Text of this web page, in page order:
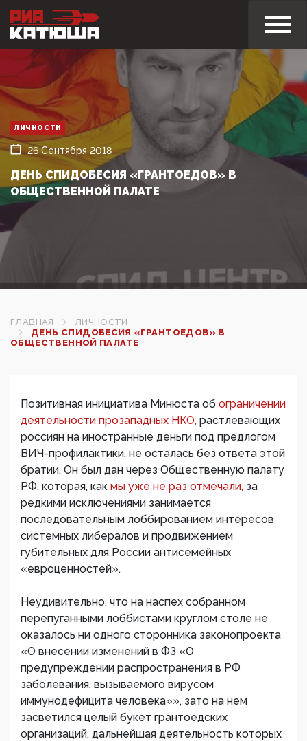
ЛИЧНОСТИ
26 Сентября 2018
ДЕНЬ СПИДОБЕСИЯ «ГРАНТОЕДОВ» В
ОБЩЕСТВЕННОЙ ПАЛАТЕ
ГЛАВНАЯ
ЛИЧНОСТИ
ДЕНЬ СПИДОБЕСИЯ «ГРАНТОЕДОВ» В
ОБЩЕСТВЕННОЙ ПАЛАТЕ
Позитивная инициатива Минюста об ограничении
деятельности прозападных НКО, растлевающих
россиян на иностранные деньги под предлогом
ВИЧ-профилактики, не осталась без ответа этой
братии. Он был дан через Общественную палату
РФ, которая, как мы уже не раз отмечали, за
редкими исключениями занимается
последовательным лоббированием интересов
системных либералов и продвижением
губительных для России антисемейных
«евроценностей».
Неудивительно, что на наспех собранном
перепуганными лоббистами круглом столе не
оказалось ни одного сторонника законопроекта
«О внесении изменений в ФЗ «О
предупреждении распространения в РФ
заболевания, вызываемого вирусом
иммунодефицита человека»», зато на нем
засветился целый букет грантоедских
организаций, дальнейшая деятельность которых